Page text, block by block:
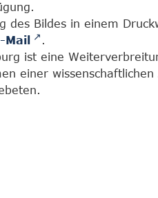
des Bildes in einem
Mail
.
ist eine
einer